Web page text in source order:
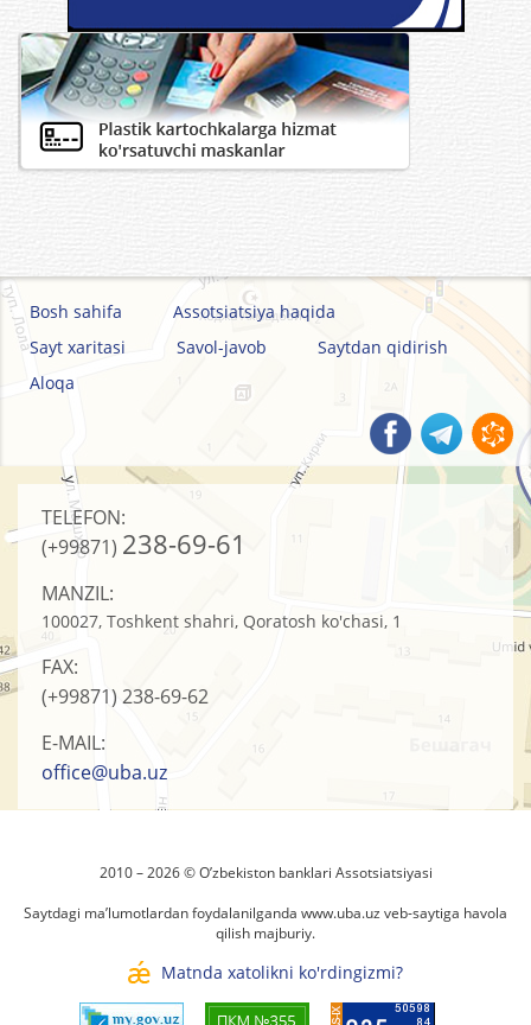
Bosh sahifa
Assotsiatsiya haqida
Sayt xaritasi
Savol-javob
Saytdan qidirish
Aloqa
TELEFON:
(+99871) 238-69-61
MANZIL:
100027, Toshkent shahri, Qoratosh ko'chasi, 1
FAX:
(+99871) 238-69-62
E-MAIL:
office@uba.uz
2010 – 2026 © O’zbеkistоn banklari Assоtsiatsiyasi
Saytdagi ma’lumotlardan foydalanilganda www.uba.uz veb-saytiga havola
qilish majburiy.
Matnda xatolikni ko'rdingizmi?